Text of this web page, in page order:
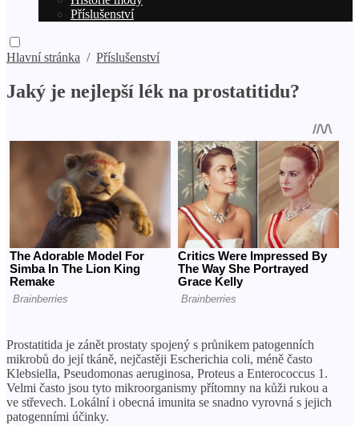
Příslušenství
Hlavní stránka / Příslušenství
Jaký je nejlepší lék na prostatitidu?
Prostatitida je zánět prostaty spojený s průnikem patogenních
mikrobů do její tkáně, nejčastěji Escherichia coli, méně často
Klebsiella, Pseudomonas aeruginosa, Proteus a Enterococcus 1.
Velmi často jsou tyto mikroorganismy přítomny na kůži rukou a
ve střevech. Lokální i obecná imunita se snadno vyrovná s jejich
patogenními účinky.